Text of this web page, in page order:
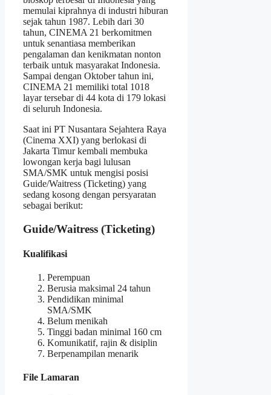
memulai kiprahnya di industri hiburan
sejak tahun 1987. Lebih dari 30
tahun, CINEMA 21 berkomitmen
untuk senantiasa memberikan
pengalaman dan kenikmatan nonton
terbaik untuk masyarakat Indonesia.
Sampai dengan Oktober tahun ini,
CINEMA 21 memiliki total 1018
layar tersebar di 44 kota di 179 lokasi
di seluruh Indonesia.
Saat ini PT Nusantara Sejahtera Raya
(Cinema XXI) yang berlokasi di
Jakarta Timur kembali membuka
lowongan kerja bagi lulusan
SMA/SMK untuk mengisi posisi
Guide/Waitress (Ticketing) yang
sedang kosong dengan persyaratan
sebagai berikut:
Guide/Waitress (Ticketing)
Kualifikasi
Perempuan
Berusia maksimal 24 tahun
Pendidikan minimal
SMA/SMK
Belum menikah
Tinggi badan minimal 160 cm
Komunikatif, rajin & disiplin
Berpenampilan menarik
File Lamaran